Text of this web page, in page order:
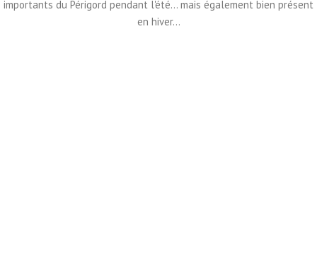
importants du Périgord pendant l'été... mais également bien présent
en hiver...